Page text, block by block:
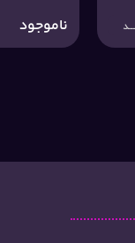
خـــریـــد ناموجود